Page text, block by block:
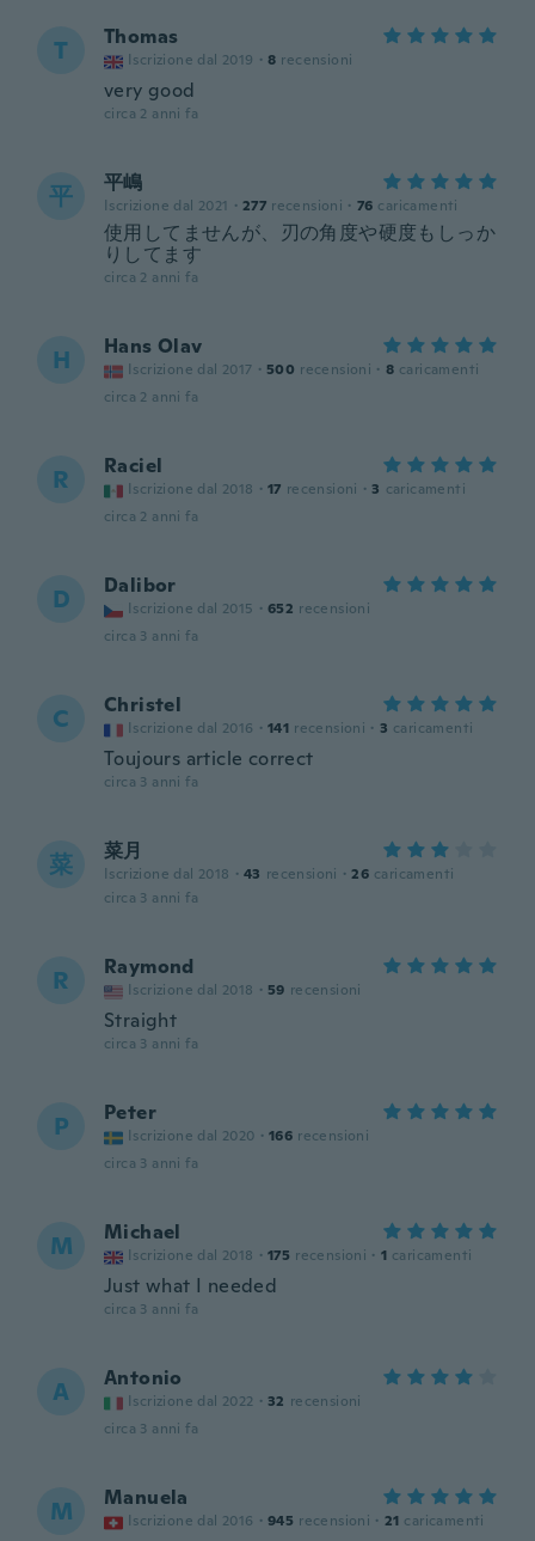
T Thomas
Iscrizione dal 2019 · 8 recensioni
very good
circa 2 anni fa
平 平嶋
Iscrizione dal 2021 · 277 recensioni · 76 caricamenti
使用してませんが、刃の角度や硬度もしっか
りしてます
circa 2 anni fa
H Hans Olav
Iscrizione dal 2017 · 500 recensioni · 8 caricamenti
circa 2 anni fa
R Raciel
Iscrizione dal 2018 · 17 recensioni · 3 caricamenti
circa 2 anni fa
D Dalibor
Iscrizione dal 2015 · 652 recensioni
circa 3 anni fa
C Christel
Iscrizione dal 2016 · 141 recensioni · 3 caricamenti
Toujours article correct
circa 3 anni fa
菜 菜月
Iscrizione dal 2018 · 43 recensioni · 26 caricamenti
circa 3 anni fa
R Raymond
Iscrizione dal 2018 · 59 recensioni
Straight
circa 3 anni fa
P Peter
Iscrizione dal 2020 · 166 recensioni
circa 3 anni fa
M Michael
Iscrizione dal 2018 · 175 recensioni · 1 caricamenti
Just what I needed
circa 3 anni fa
A Antonio
Iscrizione dal 2022 · 32 recensioni
circa 3 anni fa
M Manuela
Iscrizione dal 2016 · 945 recensioni · 21 caricamenti